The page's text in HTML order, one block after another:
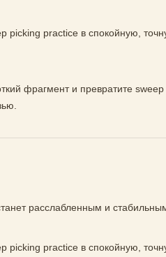
picking practice в спокойную,
фрагмент и превратите
расслабленным и
picking practice в спокойную,